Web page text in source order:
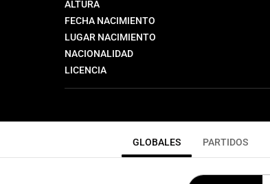
ALTURA
FECHA NACIMIENTO
LUGAR NACIMIENTO
NACIONALIDAD
LICENCIA
GLOBALES PARTIDOS